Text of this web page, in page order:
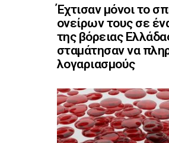
Έχτισαν μόνοι το
ονείρων τους σε
της βόρειας
σταμάτησαν να
λογαριασμούς